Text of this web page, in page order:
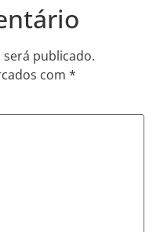
será publicado.
com *